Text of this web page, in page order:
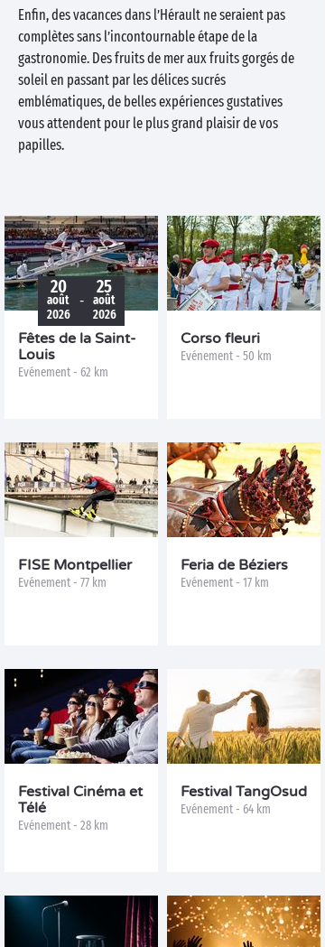
Enfin, des vacances dans l’Hérault ne seraient pas
complètes sans l’incontournable étape de la
gastronomie. Des fruits de mer aux fruits gorgés de
soleil en passant par les délices sucrés
emblématiques, de belles expériences gustatives
vous attendent pour le plus grand plaisir de vos
papilles.
20
août
2026
-
25
août
2026
Fêtes de la Saint-
Louis
Evénement - 62 km
Corso fleuri
Evénement - 50 km
FISE Montpellier
Evénement - 77 km
Feria de Béziers
Evénement - 17 km
Festival Cinéma et
Télé
Evénement - 28 km
Festival TangOsud
Evénement - 64 km